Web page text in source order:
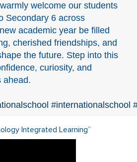
welcome our students
Secondary 6 across
academic year be filled
cherished friendships, and
the future. Step into this
curiosity, and
ahead.
#internationalschool
Integrated Learning”